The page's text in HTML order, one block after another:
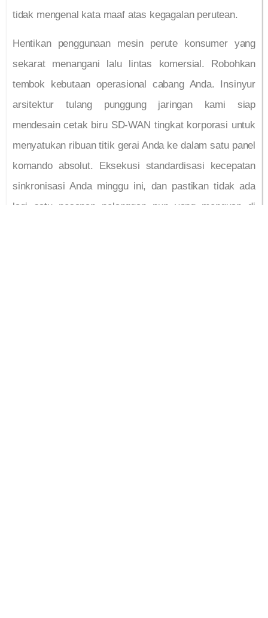
tidak mengenal kata maaf atas kegagalan perutean.
Hentikan penggunaan mesin perute konsumer yang
sekarat menangani lalu lintas komersial. Robohkan
tembok kebutaan operasional cabang Anda. Insinyur
arsitektur tulang punggung jaringan kami siap
mendesain cetak biru SD-WAN tingkat korporasi untuk
menyatukan ribuan titik gerai Anda ke dalam satu panel
komando absolut. Eksekusi standardisasi kecepatan
sinkronisasi Anda minggu ini, dan pastikan tidak ada
lagi satu pesanan pelanggan pun yang menguap di